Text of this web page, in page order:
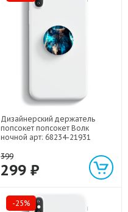
Дизайнерский держатель
попсокет попсокет Волк
ночной арт: 68234-21931
399
299 ₽
-25%